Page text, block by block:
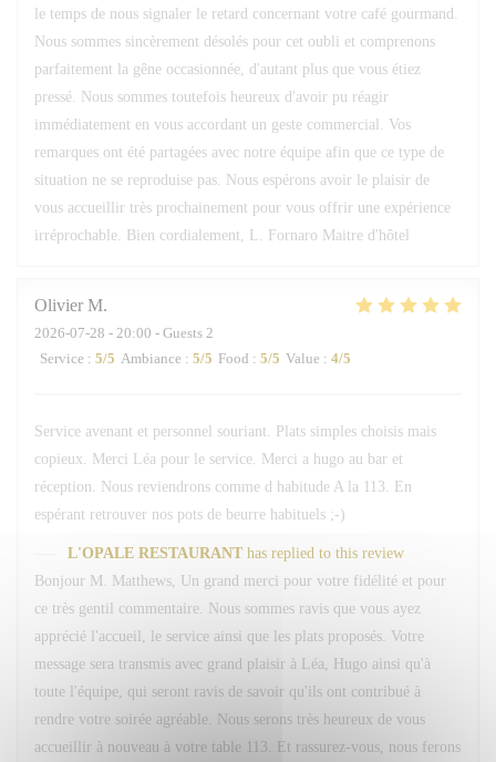
le temps de nous signaler le retard concernant votre café gourmand.
Nous sommes sincèrement désolés pour cet oubli et comprenons
parfaitement la gêne occasionnée, d'autant plus que vous étiez
pressé. Nous sommes toutefois heureux d'avoir pu réagir
immédiatement en vous accordant un geste commercial. Vos
remarques ont été partagées avec notre équipe afin que ce type de
situation ne se reproduise pas. Nous espérons avoir le plaisir de
vous accueillir très prochainement pour vous offrir une expérience
irréprochable. Bien cordialement, L. Fornaro Maitre d'hôtel
Olivier M
2026-07-28 - 20:00 - Guests 2
Service : 5/5 Ambiance : 5/5 Food : 5/5 Value : 4/5
Service avenant et personnel souriant. Plats simples choisis mais
copieux. Merci Léa pour le service. Merci a hugo au bar et
réception. Nous reviendrons comme d habitude A la 113. En
espérant retrouver nos pots de beurre habituels ;-)
L'OPALE RESTAURANT has replied to this review
Bonjour M. Matthews, Un grand merci pour votre fidélité et pour
ce très gentil commentaire. Nous sommes ravis que vous ayez
apprécié l'accueil, le service ainsi que les plats proposés. Votre
message sera transmis avec grand plaisir à Léa, Hugo ainsi qu'à
toute l'équipe, qui seront ravis de savoir qu'ils ont contribué à
rendre votre soirée agréable. Nous serons très heureux de vous
accueillir à nouveau à votre table 113. Et rassurez-vous, nous ferons